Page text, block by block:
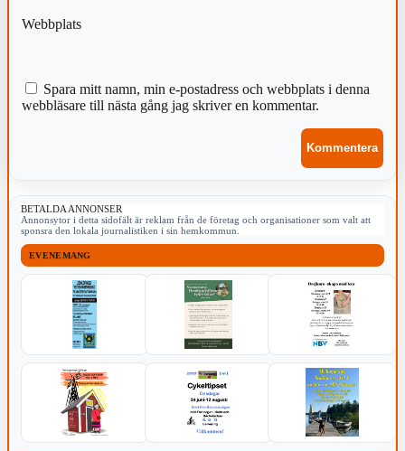
Webbplats
Spara mitt namn, min e-postadress och webbplats i denna
webbläsare till nästa gång jag skriver en kommentar.
BETALDA ANNONSER
Annonsytor i detta sidofält är reklam från de företag och organisationer som valt att
sponsra den lokala journalistiken i sin hemkommun.
EVENEMANG